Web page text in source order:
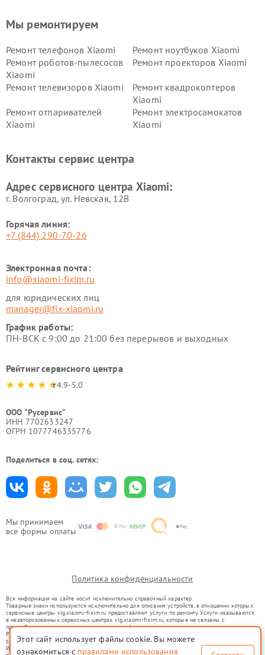
Мы принимаем
все формы оплаты
Мы ремонтируем
Ремонт телефонов Xiaomi
Ремонт ноутбуков Xiaomi
Ремонт роботов-пылесосов
Xiaomi
Ремонт проекторов Xiaomi
Ремонт телевизоров Xiaomi
Ремонт квадрокоптеров
Xiaomi
Ремонт отпаривателей
Xiaomi
Ремонт электросамокатов
Xiaomi
Ремонт стиральных машин
Ремонт смарт-часов Xiaomi
Контакты сервис центра
Адрес сервисного центра Xiaomi:
г. Волгоград, ул. Невская, 12В
Горячая линия:
+7 (844) 290-70-26
Электронная почта:
info@xiaomi-fixim.ru
для юридических лиц
manager@fix-xiaomi.ru
График работы:
ПН-ВСК с 9:00 до 21:00 без перерывов и выходных
Рейтинг сервисного центра
4.9-5.0
ООО "Русервис"
ИНН 7702633247
ОГРН 1077746335776
Поделиться в соц. сетях:
Политика конфиденциальности
Вся информация на сайте носит исключительно справочный характер.
Товарные знаки используются исключительно для описания устройств, в отношении которых
сервисные центры vlg.xiaomi-fixim.ru предоставляют услуги по ремонту. Услуги оказываются
в неавторизованных сервисных центрах vlg.xiaomi-fixim.ru, которые не связаны с
правообладателями товарных знаков или их официальными представителями.
Ремонт осуществляется для устройств, уже введенных в гражданский оборот в соответствии
со статьей 1487 ГК РФ.
Использование товарных знаков не преследует цели индивидуализации услуг или введения
Этот сайт использует файлы cookie. Вы можете
ознакомиться с правилами использования